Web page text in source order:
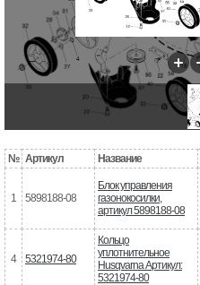
№ Артикул Название
1 5898188-08
Блок управления
газонокосилки,
артикул 5898188-08
4 5321974-80
Кольцо
уплотнительное
Husqvarna Артикул:
5321974-80